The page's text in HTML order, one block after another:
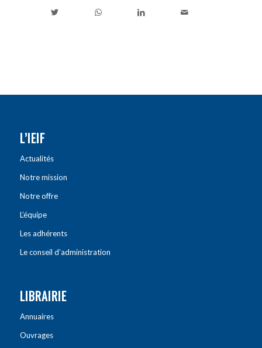
L’IEIF
Actualités
Notre mission
Notre offre
L’équipe
Les adhérents
Le conseil d’administration
LIBRAIRIE
Annuaires
Ouvrages